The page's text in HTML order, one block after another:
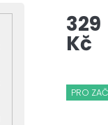
329
Kč
v noci
hledáte...
PRO